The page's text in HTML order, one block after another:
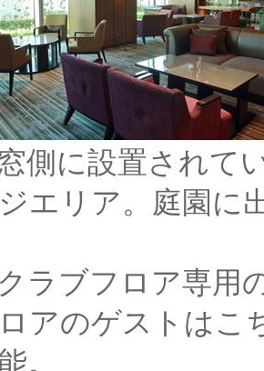
側に設置されて
エリア。庭園に
ラブフロア専用
アのゲストはこ
。